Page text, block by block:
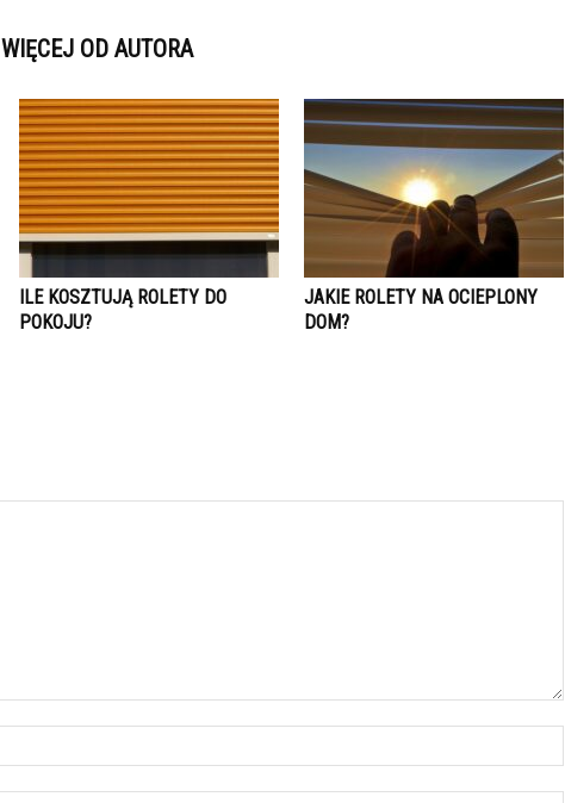
WIĘCEJ OD AUTORA
ILE KOSZTUJĄ ROLETY DO
POKOJU?
JAKIE ROLETY NA OCIEPLONY
DOM?